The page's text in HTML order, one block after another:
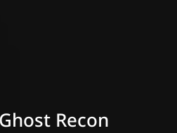
Recon